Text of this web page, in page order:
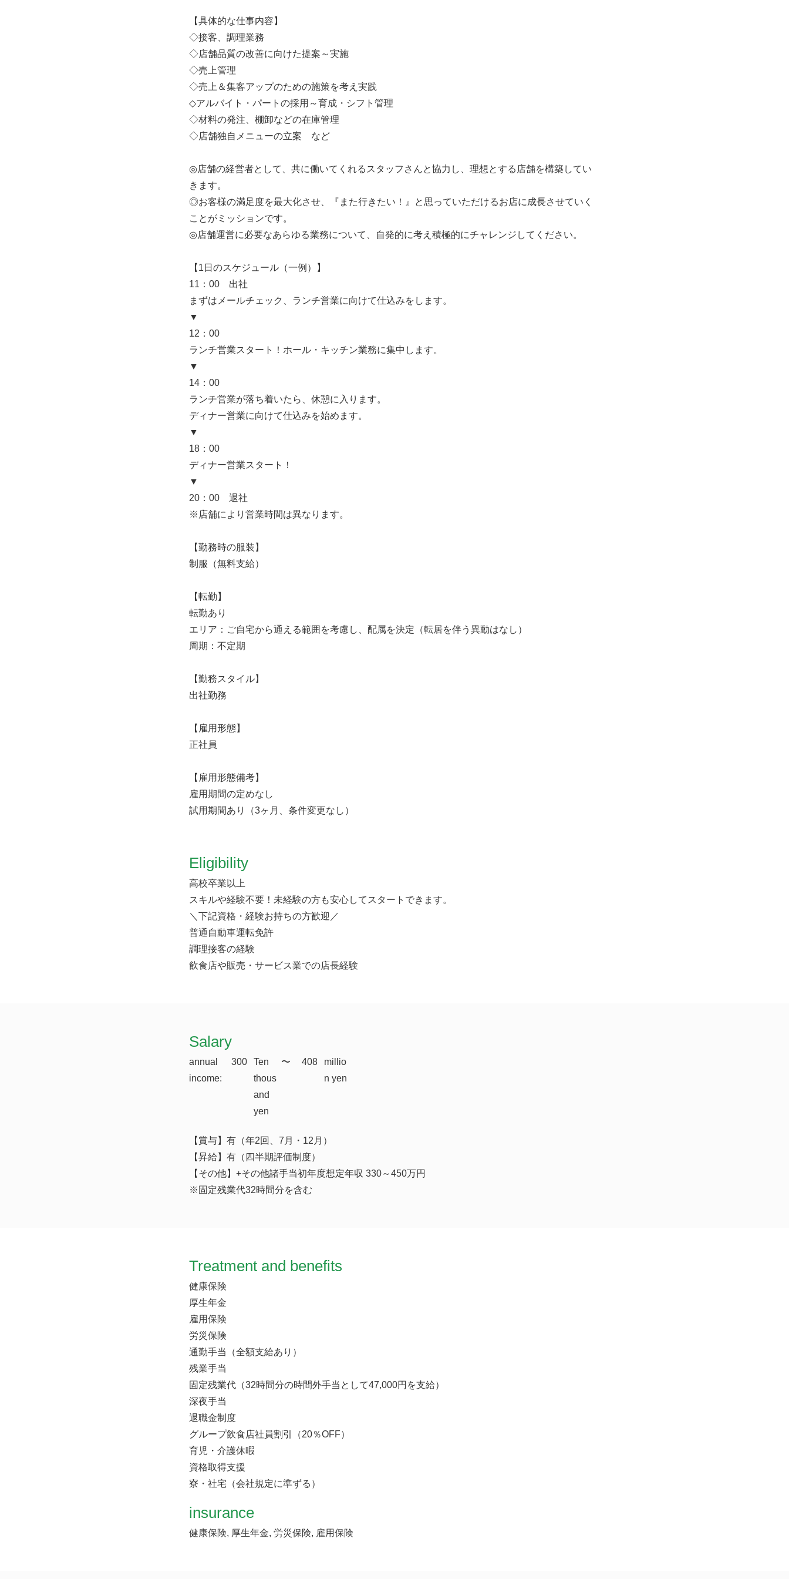
【具体的な仕事内容】
◇接客、調理業務
◇店舗品質の改善に向けた提案～実施
◇売上管理
◇売上＆集客アップのための施策を考え実践
◇アルバイト・パートの採用～育成・シフト管理
◇材料の発注、棚卸などの在庫管理
◇店舗独自メニューの立案 など
◎店舗の経営者として、共に働いてくれるスタッフさんと協力し、理想とする店舗を構築してい
きます。
◎お客様の満足度を最大化させ、『また行きたい！』と思っていただけるお店に成長させていく
ことがミッションです。
◎店舗運営に必要なあらゆる業務について、自発的に考え積極的にチャレンジしてください。
【1日のスケジュール（一例）】
11：00 出社
まずはメールチェック、ランチ営業に向けて仕込みをします。
▼
12：00
ランチ営業スタート！ホール・キッチン業務に集中します。
▼
14：00
ランチ営業が落ち着いたら、休憩に入ります。
ディナー営業に向けて仕込みを始めます。
▼
18：00
ディナー営業スタート！
▼
20：00 退社
※店舗により営業時間は異なります。
【勤務時の服装】
制服（無料支給）
【転勤】
転勤あり
エリア：ご自宅から通える範囲を考慮し、配属を決定（転居を伴う異動はなし）
周期：不定期
【勤務スタイル】
出社勤務
【雇用形態】
正社員
【雇用形態備考】
雇用期間の定めなし
試用期間あり（3ヶ月、条件変更なし）
Eligibility
高校卒業以上
スキルや経験不要！未経験の方も安心してスタートできます。
＼下記資格・経験お持ちの方歓迎／
普通自動車運転免許
調理接客の経験
飲食店や販売・サービス業での店長経験
​Salary
annual
income:
300
Ten
thous
and
yen
​〜 408
millio
n yen
【賞与】有（年2回、7月・12月）
【昇給】有（四半期評価制度）
【その他】+その他諸手当初年度想定年収 330～450万円
※固定残業代32時間分を含む
Treatment and benefits
健康保険
厚生年金
雇用保険
労災保険
通勤手当（全額支給あり）
残業手当
固定残業代（32時間分の時間外手当として47,000円を支給）
深夜手当
退職金制度
グループ飲食店社員割引（20％OFF）
育児・介護休暇
資格取得支援
寮・社宅（会社規定に準ずる）
insurance
健康保険, 厚生年金, 労災保険, 雇用保険